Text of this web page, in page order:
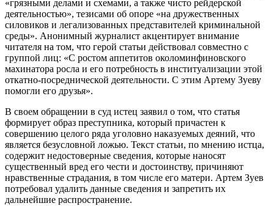
«грязными делами и схемами, а также чисто рейдерской
деятельностью», тезисами об опоре «на дружественных
силовиков и легализованных представителей криминальной
среды». Анонимный журналист акцентирует внимание
читателя на том, что герой статьи действовал совместно с
группой лиц: «С ростом аппетитов околоминфиновского
махинатора росла и его потребность в институализации этой
откатно-посреднической деятельности. С этим Артему Зуеву
помогли его друзья».
В своем обращении в суд истец заявил о том, что статья
формирует образ преступника, который причастен к
совершению целого ряда уголовно наказуемых деяний, что
является безусловной ложью. Текст статьи, по мнению истца,
содержит недостоверные сведения, которые наносят
существенный вред его чести и достоинству, причиняют
нравственные страдания, в том числе его матери. Артем Зуев
потребовал удалить данные сведения и запретить их
дальнейшие распространение.